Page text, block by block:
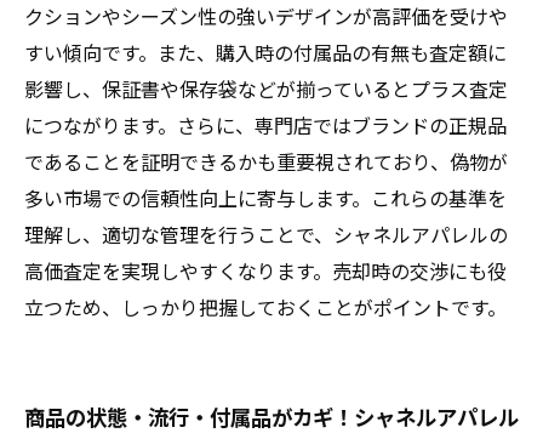
クションやシーズン性の強いデザインが高評価を受けや
すい傾向です。また、購入時の付属品の有無も査定額に
影響し、保証書や保存袋などが揃っているとプラス査定
につながります。さらに、専門店ではブランドの正規品
であることを証明できるかも重要視されており、偽物が
多い市場での信頼性向上に寄与します。これらの基準を
理解し、適切な管理を行うことで、シャネルアパレルの
高価査定を実現しやすくなります。売却時の交渉にも役
立つため、しっかり把握しておくことがポイントです。
商品の状態・流行・付属品がカギ！シャネルアパレル